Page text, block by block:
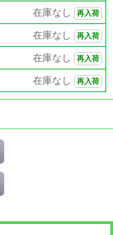
在庫なし 再入荷
在庫なし 再入荷
在庫なし 再入荷
在庫なし 再入荷